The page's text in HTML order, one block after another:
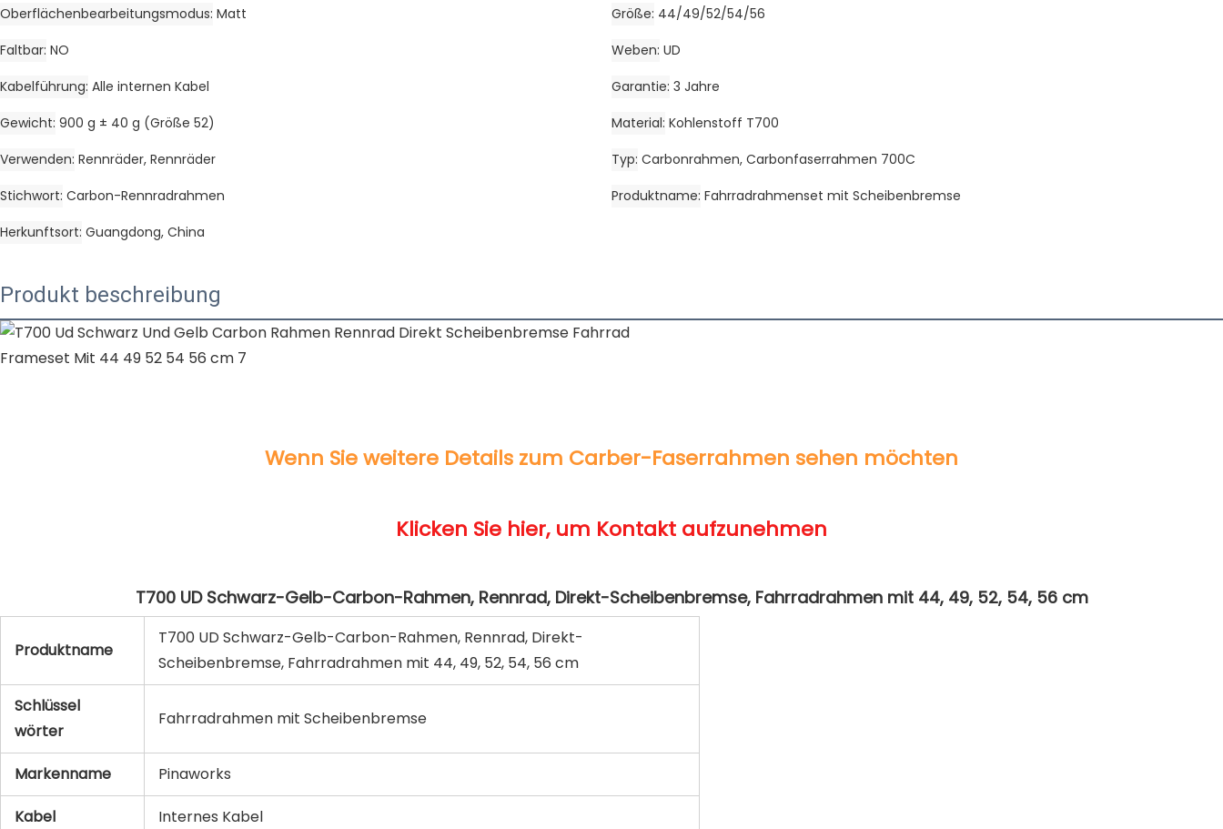
Oberflächenbearbeitungsmodus Matt Größe 44/49/52/54/56
Faltbar NO Weben UD
Kabelführung Alle internen Kabel Garantie 3 Jahre
Gewicht 900 g ± 40 g (Größe 52) Material Kohlenstoff T700
Verwenden Rennräder, Rennräder Typ Carbonrahmen, Carbonfaserrahmen 700C
Stichwort Carbon-Rennradrahmen Produktname Fahrradrahmenset mit Scheibenbremse
Herkunftsort Guangdong, China
Produkt beschreibung
T700 UD Schwarz-Gelb-Carbon-Rahmen, Rennrad, Direkt-Scheibenbremse, Fahrradrahmen mit 44, 49, 52, 54, 56 cm
Produktname
T700 UD Schwarz-Gelb-Carbon-Rahmen, Rennrad, Direkt-
Scheibenbremse, Fahrradrahmen mit 44, 49, 52, 54, 56 cm
Schlüssel
wörter
Fahrradrahmen mit Scheibenbremse
Markenname Pinaworks
Kabel Internes Kabel